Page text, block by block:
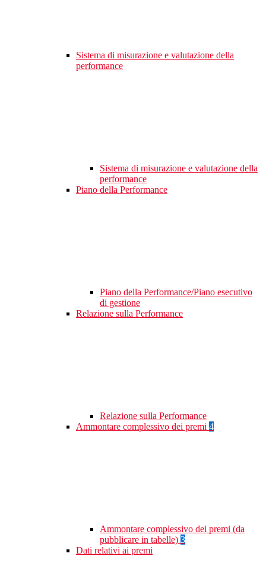
Sistema di misurazione e valutazione della
performance
Sistema di misurazione e valutazione della
performance
Piano della Performance
Piano della Performance/Piano esecutivo
di gestione
Relazione sulla Performance
Relazione sulla Performance
Ammontare complessivo dei premi 4
Ammontare complessivo dei premi (da
pubblicare in tabelle) 3
Dati relativi ai premi